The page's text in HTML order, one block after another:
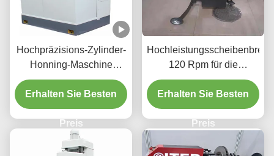
Hochpräzisions-Zylinder-
Honning-Maschine
1.1/1.5kw für Fahrzeuge
Zylinder
Erhalten Sie Besten
Preis
120 Rpm für die
Fahrzeugwartung T2009
Erhalten Sie Besten
Preis